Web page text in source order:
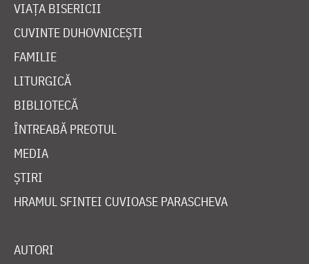
VIAȚA BISERICII
CUVINTE DUHOVNICEȘTI
FAMILIE
LITURGICĂ
BIBLIOTECĂ
ÎNTREABĂ PREOTUL
MEDIA
ȘTIRI
HRAMUL SFINTEI CUVIOASE PARASCHEVA
AUTORI